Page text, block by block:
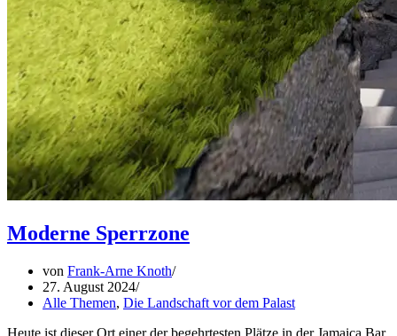
Moderne Sperrzone
von Frank-Arne Knoth
27. August 2024
Alle Themen, Die Landschaft vor dem Palast
Heute ist dieser Ort einer der begehrtesten Plätze in der Jamaica Bar.